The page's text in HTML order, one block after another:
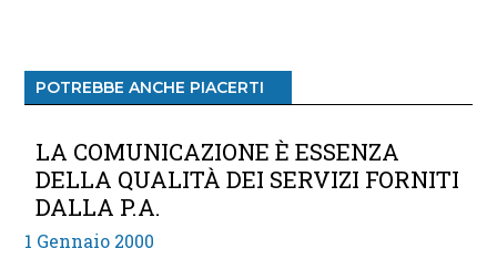
POTREBBE ANCHE PIACERTI
LA COMUNICAZIONE È ESSENZA
DELLA QUALITÀ DEI SERVIZI FORNITI
DALLA P.A.
1 Gennaio 2000